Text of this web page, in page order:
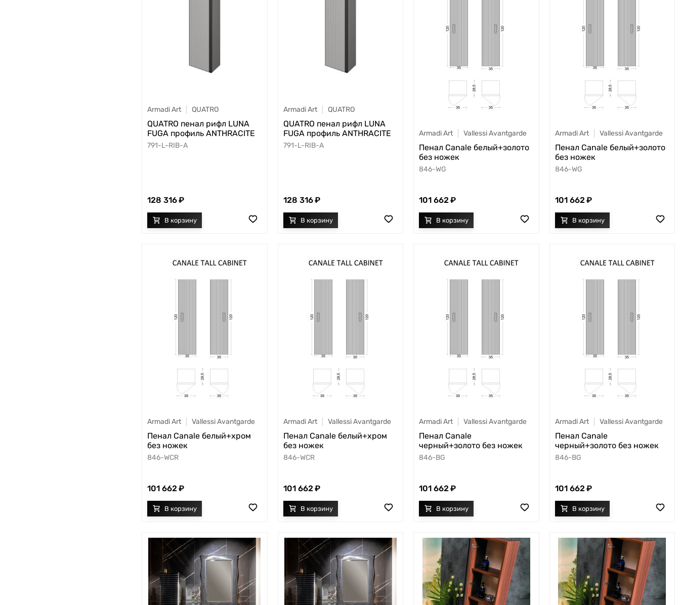
Armadi Art QUATRO
QUATRO пенал рифл LUNA
FUGA профиль ANTHRACITE
791-L-RIB-A
128 316
Armadi Art QUATRO
QUATRO пенал рифл LUNA
FUGA профиль ANTHRACITE
791-L-RIB-A
128 316
Armadi Art Vallessi Avantgarde
Пенал Canale белый+золото
без ножек
846-WG
101 662
Armadi Art Vallessi Avantgarde
Пенал Canale белый+золото
без ножек
846-WG
101 662
Armadi Art Vallessi Avantgarde
Пенал Canale белый+хром
без ножек
846-WCR
101 662
Armadi Art Vallessi Avantgarde
Пенал Canale белый+хром
без ножек
846-WCR
101 662
Armadi Art Vallessi Avantgarde
Пенал Canale
черный+золото без ножек
846-BG
101 662
Armadi Art Vallessi Avantgarde
Пенал Canale
черный+золото без ножек
846-BG
101 662